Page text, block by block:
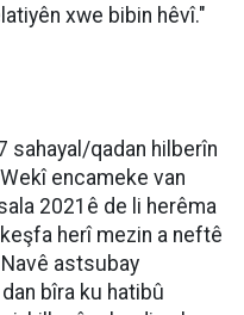
xwe bibin hêvî."
sahayal/qadan hilberîn
encameke van
2021ê de li herêma
herî mezin a neftê
astsubay
bîra ku hatibû